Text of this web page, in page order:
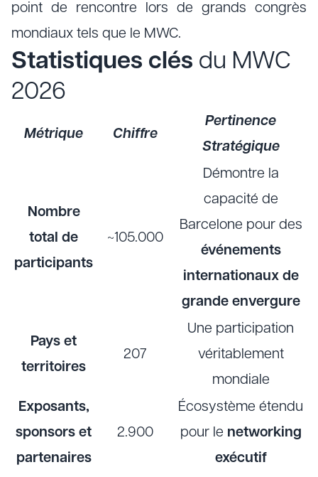
point de rencontre lors de grands congrès
mondiaux tels que le MWC.
Statistiques clés du MWC
2026
Métrique Chiffre
Pertinence
Stratégique
Nombre
total de
participants
~105.000
Démontre la
capacité de
Barcelone pour des
événements
internationaux de
grande envergure
Pays et
territoires
207
Une participation
véritablement
mondiale
Exposants,
sponsors et
partenaires
2.900
Écosystème étendu
pour le networking
exécutif